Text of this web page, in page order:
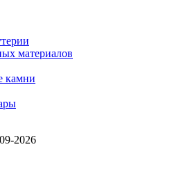
материалов
камни
2026